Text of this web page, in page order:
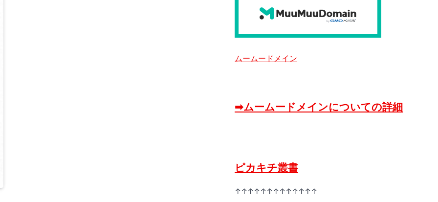
ムームードメイン
➡ムームードメインについての詳細
ピカキチ叢書
↑↑↑↑↑↑↑↑↑↑↑↑↑